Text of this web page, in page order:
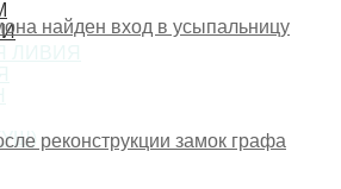
ЛИВИЯ
найден вход в усыпальницу
реконструкции замок графа